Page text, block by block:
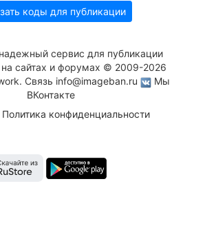
коды для публикации
сервис для публикации
сайтах и форумах © 2009-2026
Связь info@imageban.ru
Мы
ВКонтакте
Политика конфиденциальности